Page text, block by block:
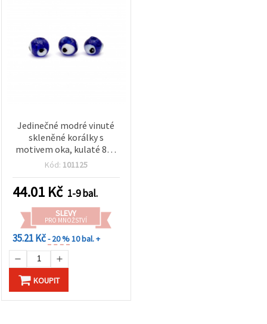
Jedinečné modré vinuté
skleněné korálky s
motivem oka, kulaté 8–9
mm, otvor 2 mm – ideální
tvoření – balení 10 ks
Kód: 101125
44.01 Kč 1-9 bal.
SLEVY
PRO MNOŽSTVÍ
35.21 Kč- 20 %10 bal. +
KOUPIT